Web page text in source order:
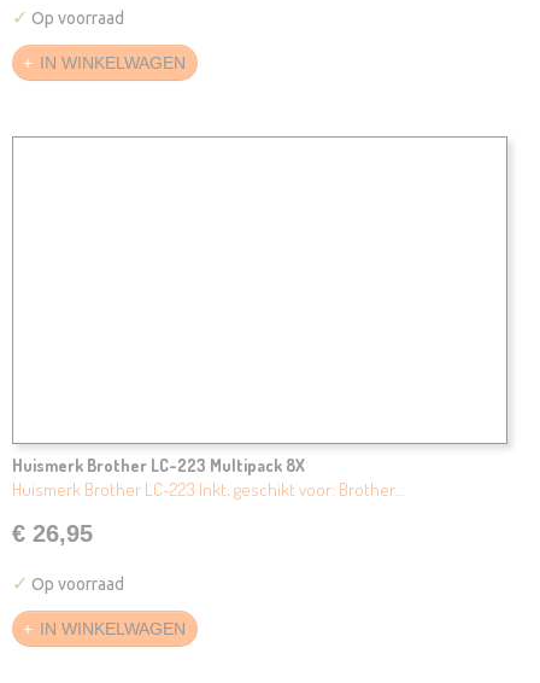
✓ Op voorraad
IN WINKELWAGEN
Huismerk Brother LC-223 Multipack 8X
Huismerk Brother LC-223 Inkt, geschikt voor: Brother…
€ 26,95
✓ Op voorraad
IN WINKELWAGEN